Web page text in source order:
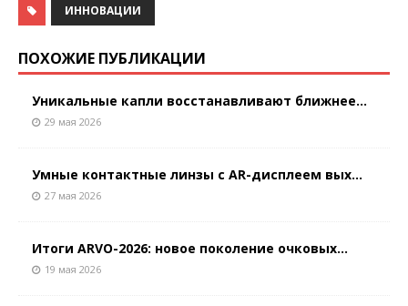
ИННОВАЦИИ
ПОХОЖИЕ ПУБЛИКАЦИИ
Уникальные капли восстанавливают ближнее...
29 мая 2026
Умные контактные линзы с AR-дисплеем вых...
27 мая 2026
Итоги ARVO-2026: новое поколение очковых...
19 мая 2026